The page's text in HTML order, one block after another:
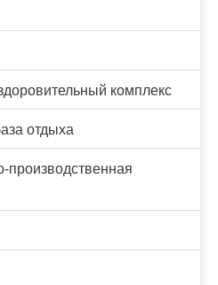
комплекс
отдыха
производственная